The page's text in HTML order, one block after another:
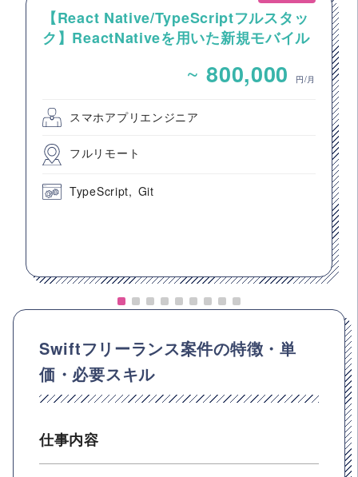
【React Native/TypeScriptフルスタッ
ク】ReactNativeを用いた新規モバイル
~ 800,000 円/月
スマホアプリエンジニア
フルリモート
TypeScript Git
Swiftフリーランス案件の特徴・単
価・必要スキル
仕事内容